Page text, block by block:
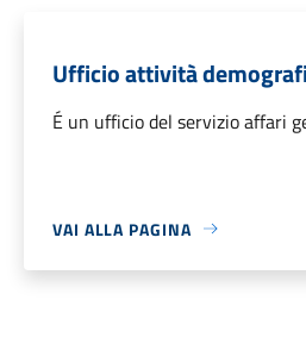
Ufficio attività
É un ufficio del servizio affari
VAI ALLA PAGINA